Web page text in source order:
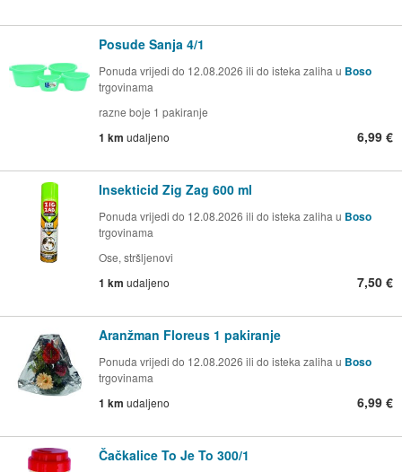
Posude Sanja 4/1
Ponuda vrijedi do 12.08.2026 ili do isteka zaliha u Boso
trgovinama
razne boje 1 pakiranje
1 km udaljeno 6,99 €
Insekticid Zig Zag 600 ml
Ponuda vrijedi do 12.08.2026 ili do isteka zaliha u Boso
trgovinama
Ose, stršljenovi
1 km udaljeno 7,50 €
Aranžman Floreus 1 pakiranje
Ponuda vrijedi do 12.08.2026 ili do isteka zaliha u Boso
trgovinama
1 km udaljeno 6,99 €
Čačkalice To Je To 300/1